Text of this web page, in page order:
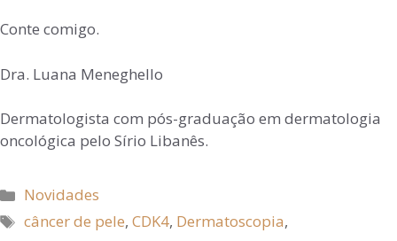
Conte comigo.
Dra. Luana Meneghello
Dermatologista com pós-graduação em dermatologia
oncológica pelo Sírio Libanês.
Novidades
câncer de pele,CDK4, Dermatoscopia,